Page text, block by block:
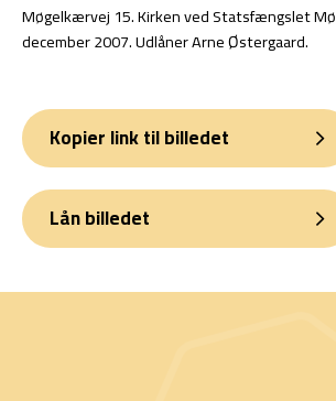
Møgelkærvej 15. Kirken ved Statsfængslet
december 2007. Udlåner Arne Østergaard.
Kopier link til billedet
Lån billedet